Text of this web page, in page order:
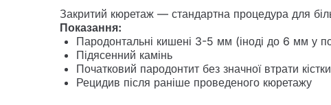
Закритий кюретаж — стандартна процедура для
Показання:
Пародонтальні кишені 3-5 мм (іноді до 6 мм у
Підясенний камінь
Початковий пародонтит без значної втрати кістки
Рецидив після раніше проведеного кюретажу